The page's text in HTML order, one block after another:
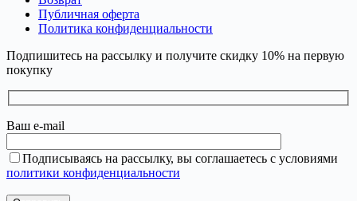
Публичная оферта
Политика конфиденциальности
Подпишитесь на рассылку и получите скидку 10% на первую
покупку
Ваш e-mail
Подписываясь на рассылку, вы соглашаетесь с условиями
политики конфиденциальности